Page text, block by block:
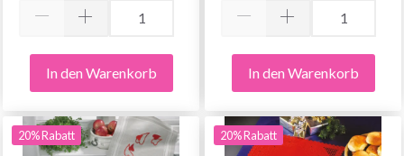
In den Warenkorb In den Warenkorb
20% Rabatt 20% Rabatt